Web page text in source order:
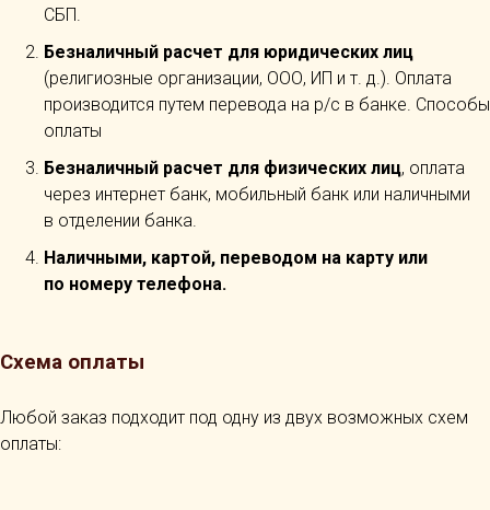
СБП.
Безналичный расчет для юридических лиц
(религиозные организации, ООО, ИП и т. д.). Оплата
производится путем перевода на р/с в банке. Способы
оплаты
Безналичный расчет для физических лиц, оплата
через интернет банк, мобильный банк или наличными
в отделении банка.
Наличными, картой, переводом на карту или
по номеру телефона.
Схема оплаты
Любой заказ подходит под одну из двух возможных схем
оплаты: